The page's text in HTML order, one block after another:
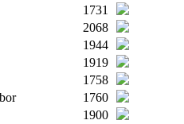
1731
2068
1944
1919
1758
1760
1900